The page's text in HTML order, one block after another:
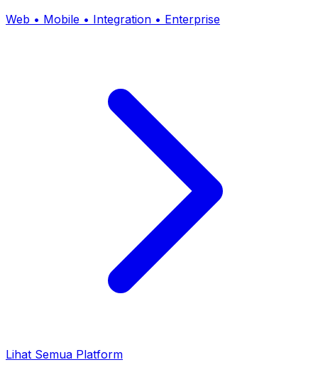
Web • Mobile • Integration • Enterprise
Lihat Semua Platform